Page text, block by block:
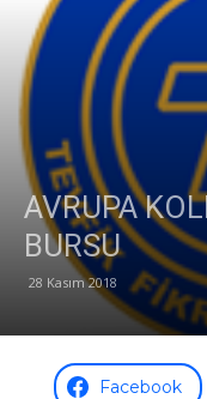
AVRUPA
BURSU
28 Kasım 2018
Facebook